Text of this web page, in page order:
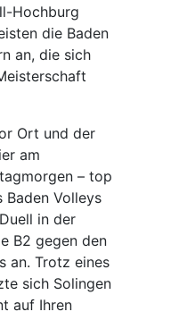
Hochburg
die Baden
an, die sich
Ort und der
am
– top
Volleys
in der
B2 gegen den
an. Trotz eines
sich Solingen
auf Ihren